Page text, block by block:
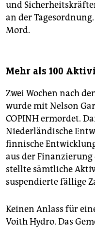
und
an der
Mord.
Mehr als 100
Zwei Wochen nach
wurde mit Nelson
COPINH ermordet.
Niederländische
finnische
aus der Finanzierung
stellte sämtliche
suspendierte fällige
Keinen Anlass für
Voith Hydro. Das